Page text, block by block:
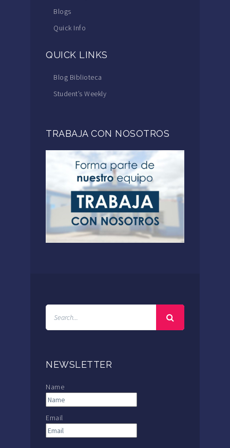
Blogs
Quick Info
QUICK LINKS
Blog Biblioteca
Student’s Weekly
TRABAJA CON NOSOTROS
NEWSLETTER
Name
Email